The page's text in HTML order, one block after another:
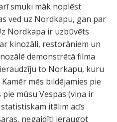
smuki māk noplēst
ved uz Nordkapu, gan par
Nordkapa ir uzbūvēts
kinozāli, restorāniem un
demonstrētā filma
to Norkapu, kuru
mēs bildējamies pie
mūsu Vespas (viņa ir
itālim acīs
negaidīti ieraugot